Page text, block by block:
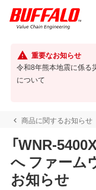
重要なお知らせ
令和8年熊本地震に係る
について
商品に関するお知らせ
「WNR-
へ ファーム
お知らせ